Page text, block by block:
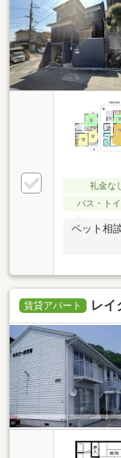
礼金な
バス・ト
ペット相
賃貸アパート レイ